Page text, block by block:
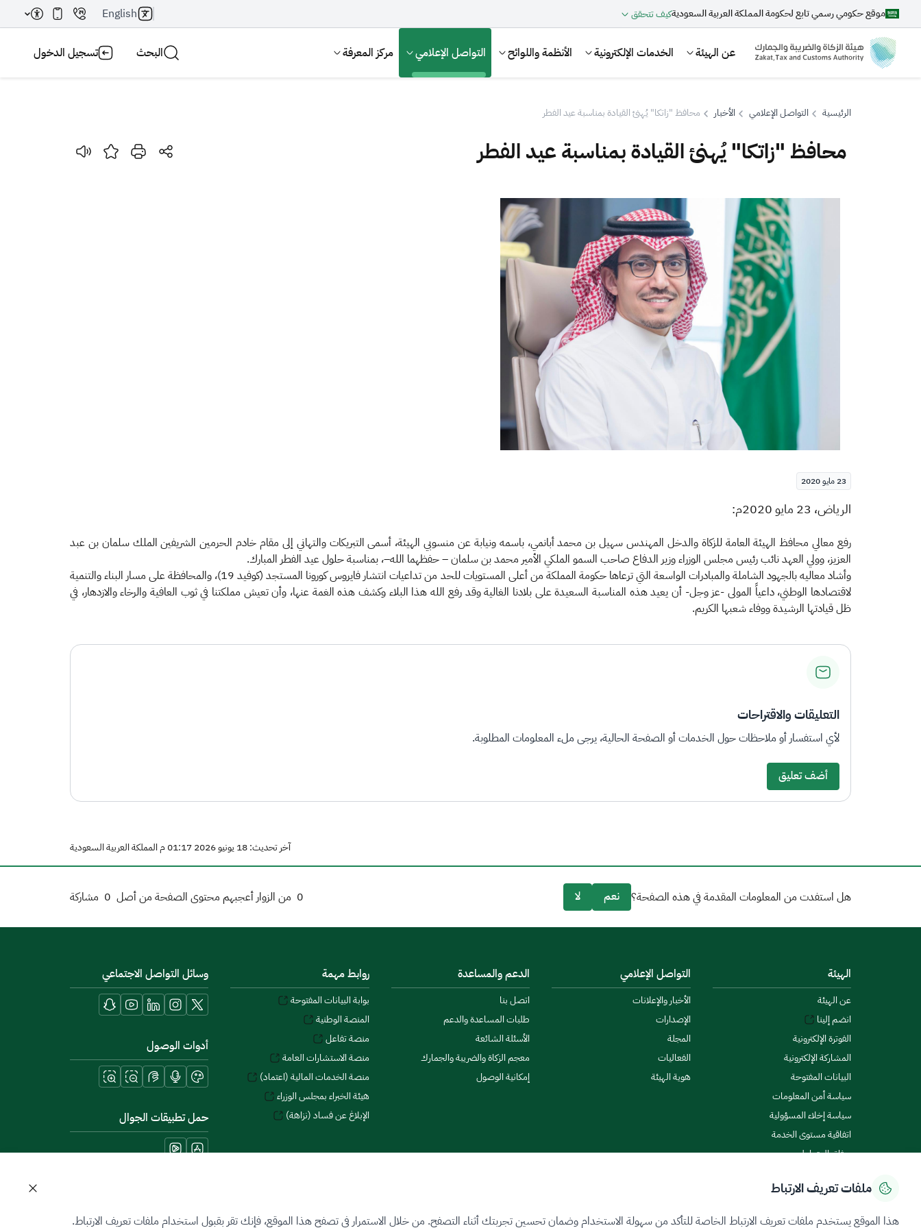
موقع حكومي رسمي تابع لحكومة المملكة العربية السعوديةكيف تتحقق English
عن الهيئة الخدمات الإلكترونية الأنظمة واللوائح التواصل الإعلامي مركز المعرفة البحث تسجيل الدخول
بحث
الجمارك ضريبة القيمة المضافة الإقرار الضريبي التصرفات العقارية
الرئيسية التواصل الإعلامي الأخبار محافظ "زاتكا" يُهنئ القيادة بمناسبة عيد الفطر
محافظ "زاتكا" يُهنئ القيادة بمناسبة عيد الفطر
23 مايو 2020
​الرياض، 23 مايو 2020م:
رفع معالي محافظ الهيئة العامة للزكاة والدخل المهندس سهيل بن محمد أبانمي، باسمه ونيابة عن منسوبي الهيئة، أسمى التبريكات والتهاني إلى مقام خادم الحرمين الشريفين الملك سلمان بن عبد
العزيز، وولي العهد نائب رئيس مجلس الوزراء وزير الدفاع صاحب السمو الملكي الأمير محمد بن سلمان – حفظهما الله–، بمناسبة حلول عيد الفطر المبارك.
وأشاد معاليه بالجهود الشاملة والمبادرات الواسعة التي ترعاها حكومة المملكة من أعلى المستويات للحد من تداعيات انتشار فايروس كورونا المستجد (كوفيد 19)، والمحافظة على مسار البناء والتنمية
لاقتصادها الوطني، داعياً المولى -عز وجل- أن يعيد هذه المناسبة السعيدة على بلادنا الغالية وقد رفع الله هذا البلاء وكشف هذه الغمة عنها، وأن تعيش مملكتنا في ثوب العافية والرخاء والازدهار، في
ظل قيادتها الرشيدة ووفاء شعبها الكريم.
التعليقات والاقتراحات
لأي استفسار أو ملاحظات حول الخدمات أو الصفحة الحالية، يرجى ملء المعلومات المطلوبة.
أضف تعليق
آخر تحديث: 18 يونيو 2026 01:17 م المملكة العربية السعودية
0 من الزوار أعجبهم محتوى الصفحة من أصل 0 مشاركة هل استفدت من المعلومات المقدمة في هذه الصفحة؟ نعم لا
الهيئة
عن الهيئة
انضم إلينا
الفوترة الإلكترونية
المشاركة الإلكترونية
البيانات المفتوحة
سياسة أمن المعلومات
سياسة إخلاء المسؤولية
اتفاقية مستوى الخدمة
ميثاق المتعاملين
التواصل الإعلامي
الأخبار والإعلانات
الإصدارات
المجلة
الفعاليات
هوية الهيئة
الدعم والمساعدة
اتصل بنا
طلبات المساعدة والدعم
الأسئلة الشائعة
معجم الزكاة والضريبة والجمارك
إمكانية الوصول
روابط مهمة
بوابة البيانات المفتوحة
المنصة الوطنية
منصة تفاعل
منصة الاستشارات العامة
منصة الخدمات المالية (اعتماد)
هيئة الخبراء بمجلس الوزراء
الإبلاغ عن فساد (نزاهة)
وسائل التواصل الاجتماعي
أدوات الوصول
حمل تطبيقات الجوال
ملفات تعريف الارتباط
هذا الموقع يستخدم ملفات تعريف الارتباط الخاصة للتأكد من سهولة الاستخدام وضمان تحسين تجربتك أثناء التصفح. من خلال الاستمرار في تصفح هذا الموقع، فإنك تقر بقبول استخدام ملفات تعريف الارتباط.